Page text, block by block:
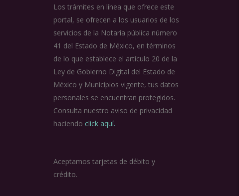
Los trámites en línea que ofrece este
portal, se ofrecen a los usuarios de los
servicios de la Notaría pública número
41 del Estado de México, en términos
de lo que establece el artículo 20 de la
Ley de Gobierno Digital del Estado de
México y Municipios vigente, tus datos
personales se encuentran protegidos.
Consulta nuestro aviso de privacidad
haciendo click aquí.
Aceptamos tarjetas de débito y
crédito.